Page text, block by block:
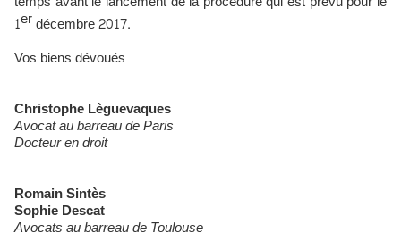
1erdécembre 2017.
Vos biens dévoués
Christophe Lèguevaques
Avocat au barreau de Paris
Docteur en droit
Romain Sintès
Sophie Descat
Avocats au barreau de Toulouse